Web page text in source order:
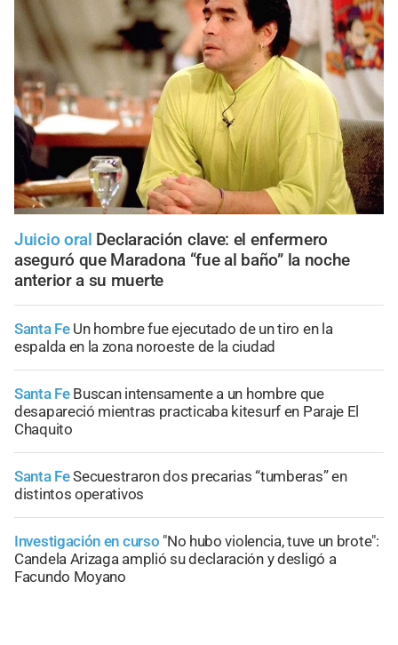
Juicio oral Declaración clave: el enfermero
aseguró que Maradona “fue al baño” la noche
anterior a su muerte
Santa Fe Un hombre fue ejecutado de un tiro en la
espalda en la zona noroeste de la ciudad
Santa Fe Buscan intensamente a un hombre que
desapareció mientras practicaba kitesurf en Paraje El
Chaquito
Santa FeSecuestraron dos precarias “tumberas” en
distintos operativos
Investigación en curso "No hubo violencia, tuve un brote":
Candela Arizaga amplió su declaración y desligó a
Facundo Moyano